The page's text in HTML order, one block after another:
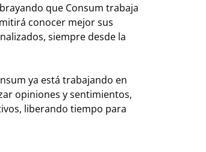
que Consum trabaja
conocer mejor sus
siempre desde la
ya está trabajando en
opiniones y sentimientos,
liberando tiempo para